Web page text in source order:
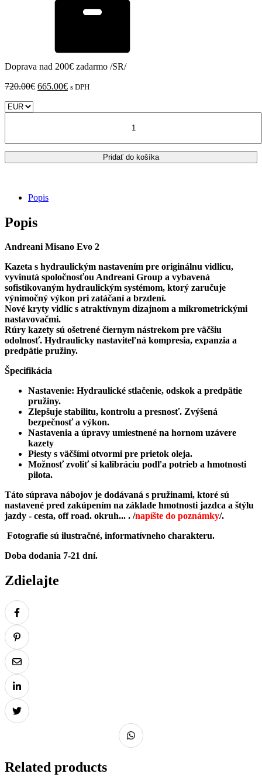
Doprava nad 200€ zadarmo /SR/
720.00€ Pôvodná
665.00€Aktuálna
s DPH
Pridať do košíka
Popis
Popis
Andreani Misano Evo 2
Kazeta s hydraulickým nastavením pre originálnu vidlicu,
vyvinutá spoločnosťou Andreani Group a vybavená
sofistikovaným hydraulickým systémom, ktorý zaručuje
výnimočný výkon pri zatáčaní a brzdení.
Nové kryty vidlíc s atraktívnym dizajnom a mikrometrickými
nastavovačmi.
Rúry kazety sú ošetrené čiernym nástrekom pre väčšiu
odolnosť. Hydraulicky nastaviteľná kompresia, expanzia a
predpätie pružiny.
Špecifikácia
Nastavenie: Hydraulické stlačenie, odskok a predpätie
pružiny.
Zlepšuje stabilitu, kontrolu a presnosť. Zvýšená
bezpečnosť a výkon.
Nastavenia a úpravy umiestnené na hornom uzávere
kazety
Piesty s väčšími otvormi pre prietok oleja.
Možnosť zvoliť si kalibráciu podľa potrieb a hmotnosti
pilota.
Táto súprava nábojov je dodávaná s pružinami, ktoré sú
nastavené pred zakúpením na základe hmotnosti jazdca a štýlu
jazdy - cesta, off road. okruh... . /napíšte do poznámky/.
Fotografie sú ilustračné, informatívneho charakteru.
Doba dodania 7-21 dní.
Zdielajte
Related products